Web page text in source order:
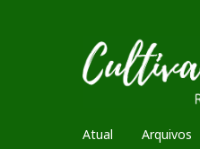
Atual Arquivos